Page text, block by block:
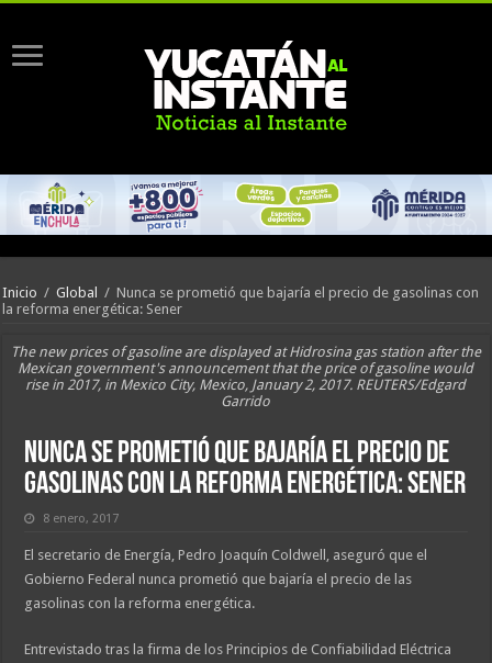
Inicio / Global / Nunca se prometió que bajaría el precio de gasolinas con
la reforma energética: Sener
The new prices of gasoline are displayed at Hidrosina gas station after the
Mexican government's announcement that the price of gasoline would
rise in 2017, in Mexico City, Mexico, January 2, 2017. REUTERS/Edgard
Garrido
Nunca se prometió que bajaría el precio de
gasolinas con la reforma energética: Sener
8 enero, 2017
El secretario de Energía, Pedro Joaquín Coldwell, aseguró que el
Gobierno Federal nunca prometió que bajaría el precio de las
gasolinas con la reforma energética.
Entrevistado tras la firma de los Principios de Confiabilidad Eléctrica